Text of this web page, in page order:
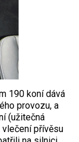
190 koní dává
provozu, a
(užitečná
přívěsu